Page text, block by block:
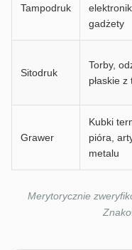
Tampodruk
gadżety
Sitodruk
Torby,
płaskie z
Grawer
Kubki
pióra,
metalu
Merytorycznie